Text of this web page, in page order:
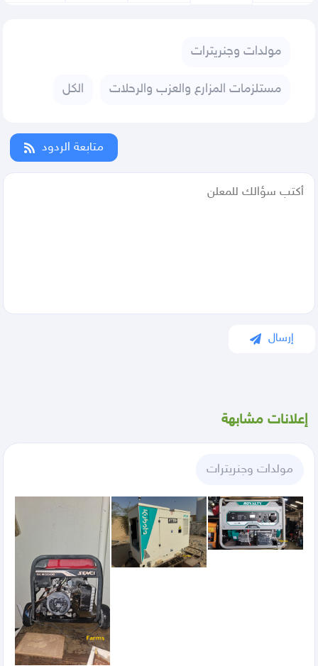
إعلانات مشابهة
مولدات وجنريترات
مستلزمات المزارع والعزب والرحلات الكل
متابعة الردود
إرسال
مولدات وجنريترات